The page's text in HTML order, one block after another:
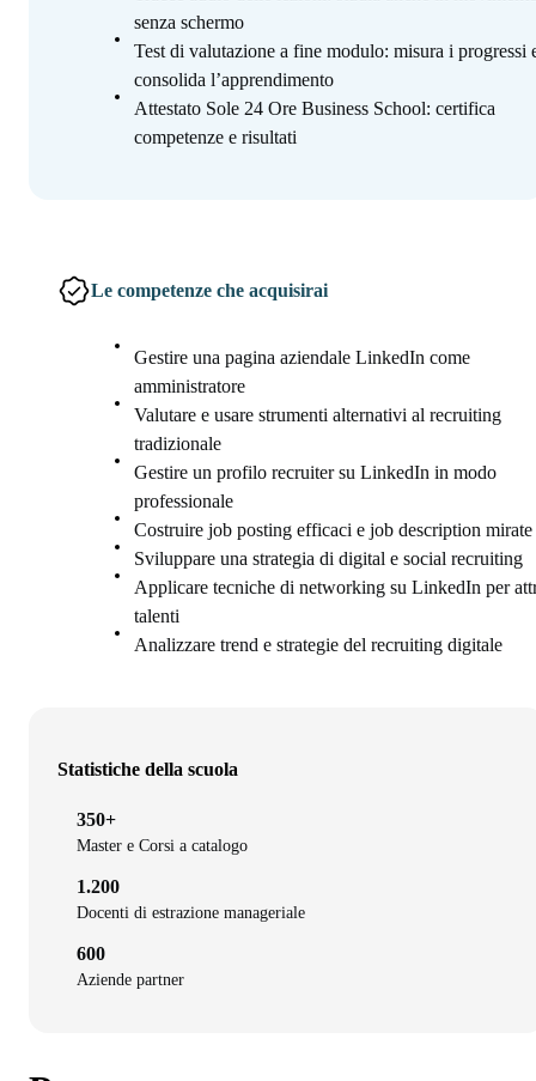
senza schermo
Test di valutazione a fine modulo: misura i progressi
consolida l’apprendimento
Attestato Sole 24 Ore Business School: certifica
competenze e risultati
Le competenze che acquisirai
Gestire una pagina aziendale LinkedIn come
amministratore
Valutare e usare strumenti alternativi al recruiting
tradizionale
Gestire un profilo recruiter su LinkedIn in modo
professionale
Costruire job posting efficaci e job description mirate
Sviluppare una strategia di digital e social recruiting
Applicare tecniche di networking su LinkedIn per
talenti
Analizzare trend e strategie del recruiting digitale
Statistiche della scuola
350+
Master e Corsi a catalogo
1.200
Docenti di estrazione manageriale
600
Aziende partner